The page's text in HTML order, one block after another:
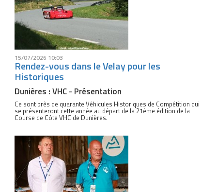
15/07/2026 10:03
Rendez-vous dans le Velay pour les
Historiques
Dunières : VHC - Présentation
Ce sont près de quarante Véhicules Historiques de Compétition qui
se présenteront cette année au départ de la 21ème édition de la
Course de Côte VHC de Dunières.